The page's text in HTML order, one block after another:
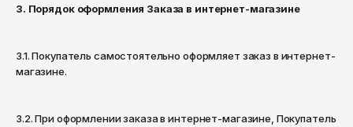
3. Порядок оформления Заказа в интернет-магазине
3.1. Покупатель самостоятельно оформляет заказ в интернет-
магазине.
3.2. При оформлении заказа в интернет-магазине, Покупатель